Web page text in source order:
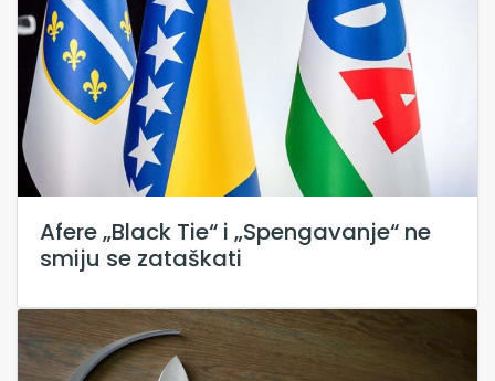
Afere „Black Tie“ i „Spengavanje“ ne
smiju se zataškati